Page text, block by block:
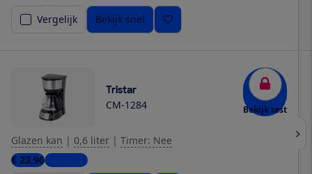
Vergelijk
Bekijk snel
Tristar
CM-1284 Bekijk test
Glazen kan | 0,6 liter | Timer: Nee
€ 23,964 winkels